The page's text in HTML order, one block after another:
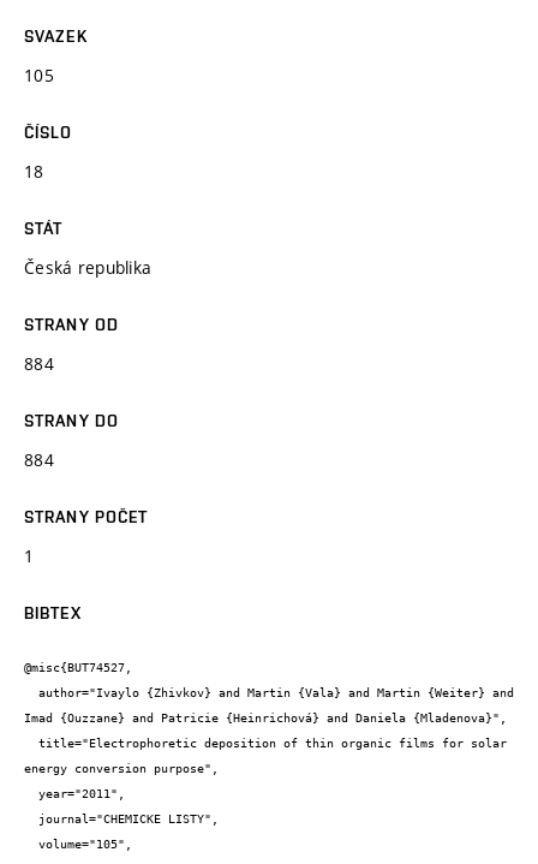
SVAZEK
105
ČÍSLO
18
STÁT
Česká republika
STRANY OD
884
STRANY DO
884
STRANY POČET
1
BIBTEX
@misc{BUT74527,
Imad {Ouzzane} and Patricie {Heinrichová} and Daniela {Mladenova}",
energy conversion purpose",